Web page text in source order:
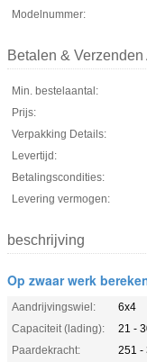
Modelnummer:
Betalen &
Min. bestelaantal:
Prijs:
Verpakking Details:
Levertijd:
Betalingscondities:
Levering vermogen:
beschrijving
Op zwaar werk
Aandrijvingswiel:
6x4
Capaciteit (lading):
21 -
Paardekracht:
251 -